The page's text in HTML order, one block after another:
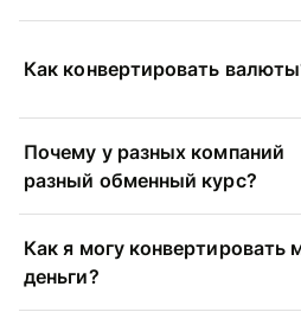
Как конвертировать
Почему у разных компаний
разный обменный курс?
Как я могу конвертировать
деньги?